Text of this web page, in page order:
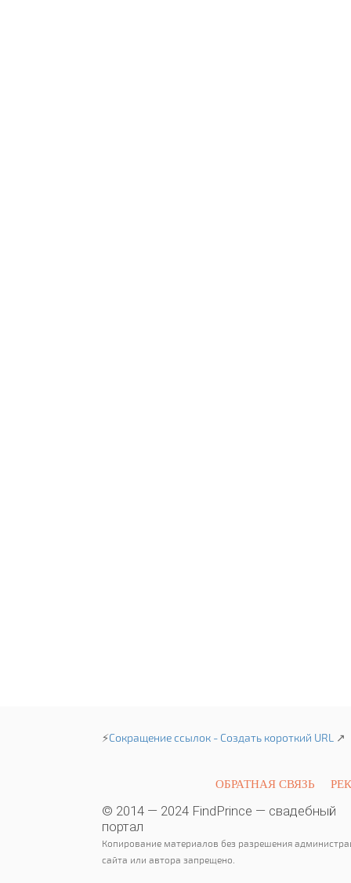
⚡Сокращение ссылок - Создать короткий URL ↗
ОБРАТНАЯ СВЯЗЬ
© 2014 — 2024 FindPrince — свадебный
портал
Копирование материалов без разрешения
сайта или автора запрещено.